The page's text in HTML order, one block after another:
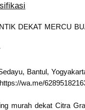
DEKAT MERCU
Bantul,
wa.me/
murah dekat Citra